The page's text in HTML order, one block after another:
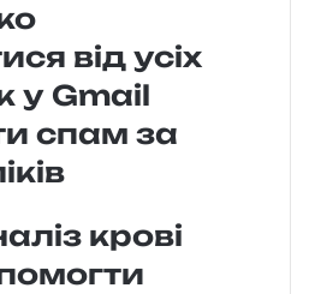
від усіх
у Gmail
спам за
крові